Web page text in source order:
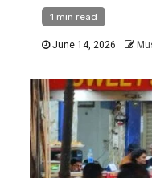
1 min read
June 14, 2026